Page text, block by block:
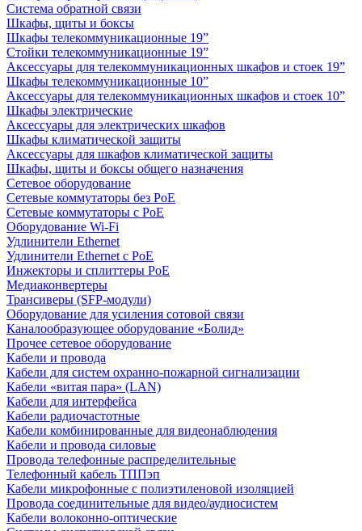
Система обратной связи
Шкафы, щиты и боксы
Шкафы телекоммуникационные 19”
Стойки телекоммуникационные 19”
Аксессуары для телекоммуникационных шкафов и стоек 19”
Шкафы телекоммуникационные 10”
Аксессуары для телекоммуникационных шкафов и стоек 10”
Шкафы электрические
Аксессуары для электрических шкафов
Шкафы климатической защиты
Аксессуары для шкафов климатической защиты
Шкафы, щиты и боксы общего назначения
Сетевое оборудование
Сетевые коммутаторы без PoE
Сетевые коммутаторы с PoE
Оборудование Wi-Fi
Удлинители Ethernet
Удлинители Ethernet с PoE
Инжекторы и сплиттеры PoE
Медиаконвертеры
Трансиверы (SFP-модули)
Оборудование для усиления сотовой связи
Каналообразующее оборудование «Болид»
Прочее сетевое оборудование
Кабели и провода
Кабели для систем охранно-пожарной сигнализации
Кабели «витая пара» (LAN)
Кабели для интерфейса
Кабели радиочастотные
Кабели комбинированные для видеонаблюдения
Кабели и провода силовые
Провода телефонные распределительные
Телефонный кабель ТППэп
Кабели микрофонные с полиэтиленовой изоляцией
Провода соединительные для видео/аудиосистем
Кабели волоконно-оптические